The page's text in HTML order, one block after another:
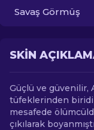
Savaş Görmüş
SKIN
Güçlü ve güvenilir,
tüfeklerinden
mesafede
çıkılarak